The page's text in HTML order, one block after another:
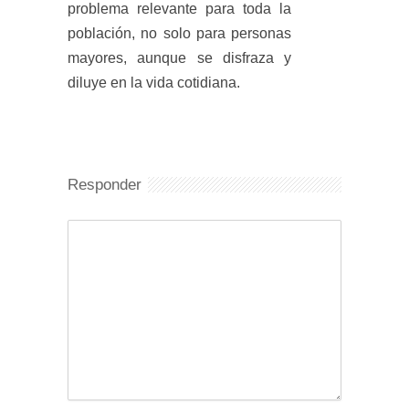
problema relevante para toda la
población, no solo para personas
mayores, aunque se disfraza y
diluye en la vida cotidiana.
Responder